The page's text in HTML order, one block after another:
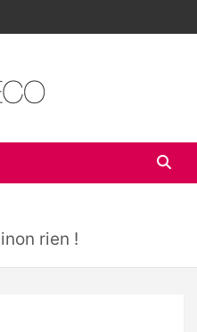
et du design
rien !